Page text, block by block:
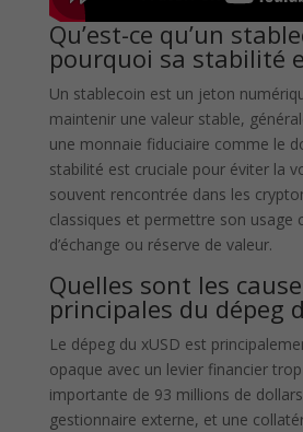
Qu’est-ce qu’un
pourquoi sa stabilité
Un stablecoin est un jeton
maintenir une valeur stable,
une monnaie fiduciaire comme le
stabilité est cruciale pour éviter la
souvent rencontrée dans les
classiques et permettre son usage
d’échange ou réserve de valeur.
Quelles sont les
principales du dépeg
Le dépeg du xUSD est
opaque avec un levier financier
importante de 93 millions de
gestionnaire externe, et une